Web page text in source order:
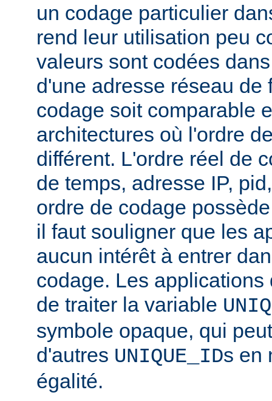
un codage particulier
rend leur utilisation peu
valeurs sont codées
d'une adresse réseau de
codage soit comparable
architectures où l'ordre
différent. L'ordre réel de
de temps, adresse IP,
ordre de codage
il faut souligner que les
aucun intérêt à entrer
codage. Les
de traiter la variable
symbole opaque, qui
d'autres UNIQUE_IDs en
égalité.